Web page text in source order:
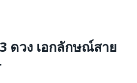
ดวง เอกลักษณ์สาย